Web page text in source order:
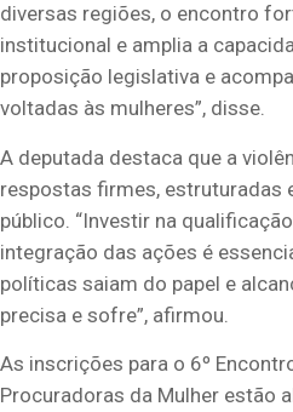
diversas regiões, o encontro
institucional e amplia a
proposição legislativa e
voltadas às mulheres”, disse.
A deputada destaca que a
respostas firmes, estruturadas
público. “Investir na
integração das ações é
políticas saiam do papel e
precisa e sofre”, afirmou.
As inscrições para o 6º
Procuradoras da Mulher estão